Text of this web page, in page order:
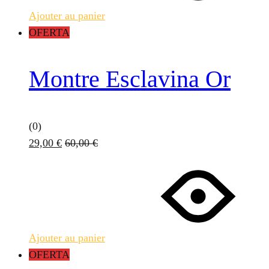
Ajouter au panier
OFERTA
Montre Esclavina Or
(0)
29,00 € 60,00€
Ajouter au panier
OFERTA